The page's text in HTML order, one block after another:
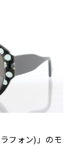
フォン)」のモ